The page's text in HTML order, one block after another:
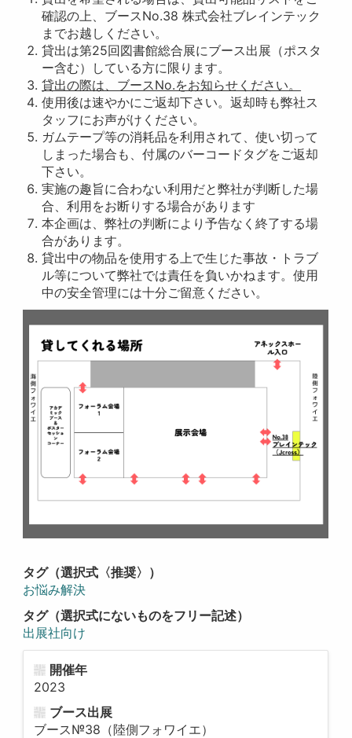
確認の上、ブースNo.38 株式会社ブレインテック
までお越しください。
貸出は第25回図書館総合展にブース出展（ポスタ
ー含む）している方に限ります。
貸出の際は、ブースNo.をお知らせください。
使用後は速やかにご返却下さい。返却時も弊社ス
タッフにお声がけください。
ガムテープ等の消耗品を利用されて、使い切って
しまった場合も、付属のバーコードタグをご返却
下さい。
実施の趣旨に合わない利用だと弊社が判断した場
合、利用をお断りする場合があります
本企画は、弊社の判断により予告なく終了する場
合があります。
貸出中の物品を使用する上で生じた事故・トラブ
ル等について弊社では責任を負いかねます。使用
中の安全管理には十分ご留意ください。
タグ（選択式〈推奨〉）
お悩み解決
タグ（選択式にないものをフリー記述）
出展社向け
開催年
2023
ブース出展
ブース№38（陸側フォワイエ）